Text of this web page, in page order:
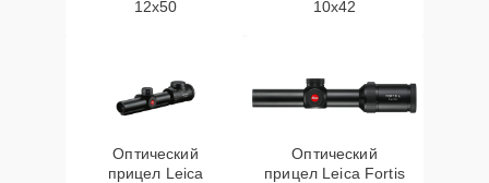
12x50 10x42
Оптический
прицел Leica
Оптический
прицел Leica Fortis